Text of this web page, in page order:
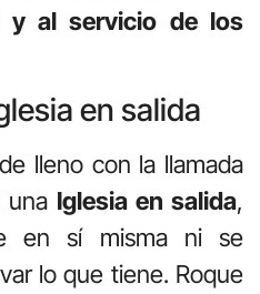
y al servicio de los
en salida
lleno con la llamada
una Iglesia en salida,
en sí misma ni se
lo que tiene. Roque